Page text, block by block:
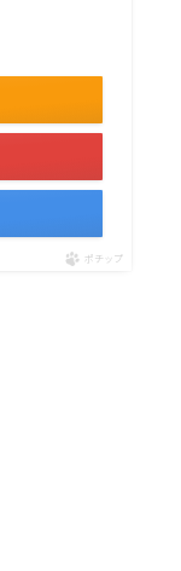
ポチップ